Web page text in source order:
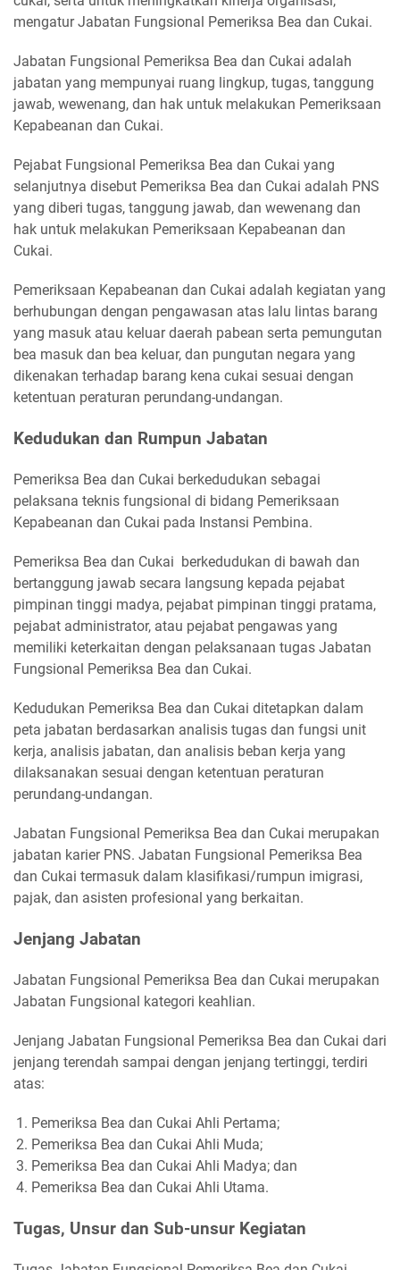
mengatur Jabatan Fungsional Pemeriksa Bea dan Cukai.
Jabatan Fungsional Pemeriksa Bea dan Cukai adalah
jabatan yang mempunyai ruang lingkup, tugas, tanggung
jawab, wewenang, dan hak untuk melakukan Pemeriksaan
Kepabeanan dan Cukai.
Pejabat Fungsional Pemeriksa Bea dan Cukai yang
selanjutnya disebut Pemeriksa Bea dan Cukai adalah PNS
yang diberi tugas, tanggung jawab, dan wewenang dan
hak untuk melakukan Pemeriksaan Kepabeanan dan
Cukai.
Pemeriksaan Kepabeanan dan Cukai adalah kegiatan yang
berhubungan dengan pengawasan atas lalu lintas barang
yang masuk atau keluar daerah pabean serta pemungutan
bea masuk dan bea keluar, dan pungutan negara yang
dikenakan terhadap barang kena cukai sesuai dengan
ketentuan peraturan perundang-undangan.
Kedudukan dan Rumpun Jabatan
Pemeriksa Bea dan Cukai berkedudukan sebagai
pelaksana teknis fungsional di bidang Pemeriksaan
Kepabeanan dan Cukai pada Instansi Pembina.
Pemeriksa Bea dan Cukai berkedudukan di bawah dan
bertanggung jawab secara langsung kepada pejabat
pimpinan tinggi madya, pejabat pimpinan tinggi pratama,
pejabat administrator, atau pejabat pengawas yang
memiliki keterkaitan dengan pelaksanaan tugas Jabatan
Fungsional Pemeriksa Bea dan Cukai.
Kedudukan Pemeriksa Bea dan Cukai ditetapkan dalam
peta jabatan berdasarkan analisis tugas dan fungsi unit
kerja, analisis jabatan, dan analisis beban kerja yang
dilaksanakan sesuai dengan ketentuan peraturan
perundang-undangan.
Jabatan Fungsional Pemeriksa Bea dan Cukai merupakan
jabatan karier PNS. Jabatan Fungsional Pemeriksa Bea
dan Cukai termasuk dalam klasifikasi/rumpun imigrasi,
pajak, dan asisten profesional yang berkaitan.
Jenjang Jabatan
Jabatan Fungsional Pemeriksa Bea dan Cukai merupakan
Jabatan Fungsional kategori keahlian.
Jenjang Jabatan Fungsional Pemeriksa Bea dan Cukai dari
jenjang terendah sampai dengan jenjang tertinggi, terdiri
atas:
Pemeriksa Bea dan Cukai Ahli Pertama;
Pemeriksa Bea dan Cukai Ahli Muda;
Pemeriksa Bea dan Cukai Ahli Madya; dan
Pemeriksa Bea dan Cukai Ahli Utama.
Tugas, Unsur dan Sub-unsur Kegiatan